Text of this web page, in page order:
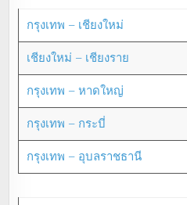
กรุงเทพ – เชียงใหม่
เชียงใหม่ – เชียงราย
กรุงเทพ – หาดใหญ่
กรุงเทพ – กระบี่
กรุงเทพ – อุบลราชธานี